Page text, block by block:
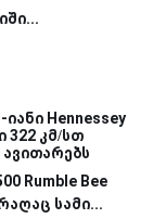
იანი Hennessey
322 კმ/სთ
ავითარებს
Rumble Bee
სამი...